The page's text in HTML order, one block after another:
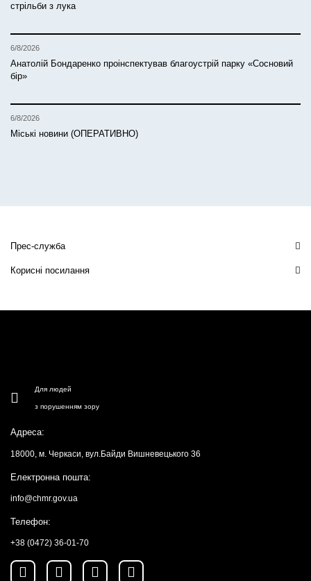
стрільби з лука
6/8/2026
Анатолій Бондаренко проінспектував благоустрій парку «Сосновий
бір»
6/8/2026
Міські новини (ОПЕРАТИВНО)
Прес-служба
Корисні посилання
Для людей
з порушенням зору
Адреса:
18000, м. Черкаси, вул.Байди Вишневецького 36
Електронна пошта:
info@chmr.gov.ua
Телефон:
+38 (0472) 36-01-70